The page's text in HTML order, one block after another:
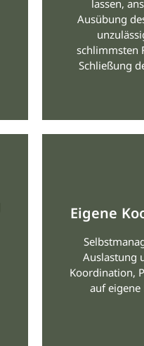
lassen,
Ausübung
schlimmsten
Schließung
Eigene
Auslastung
Koordination,
auf eigene